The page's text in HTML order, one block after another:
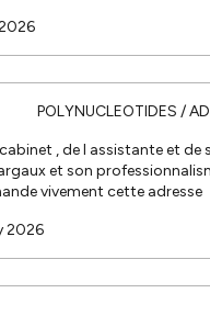
2026
POLYNUCLEOTIDES /
, de l assistante et de
et son
vivement cette adresse
2026